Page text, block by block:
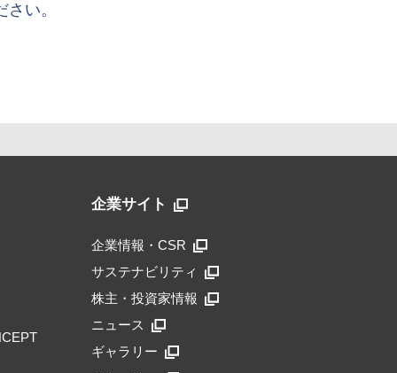
い。
企業サイト
企業情報・CSR
サステナビリティ
株主・投資家情報
ニュース
ギャラリー